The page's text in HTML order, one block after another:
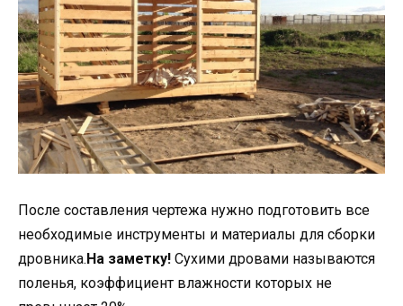
После составления чертежа нужно подготовить все
необходимые инструменты и материалы для сборки
дровника. На заметку! Сухими дровами называются
поленья, коэффициент влажности которых не